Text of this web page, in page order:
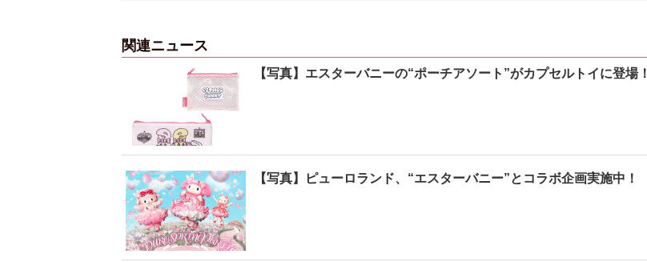
関連ニュース
【写真】エスターバニーの“ポーチアソート”がカプセルトイに登場！
【写真】ピューロランド、“エスターバニー”とコラボ企画実施中！